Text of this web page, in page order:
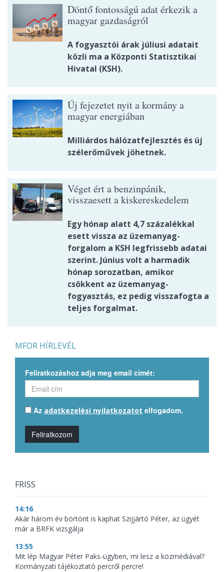
Döntő fontosságú adat érkezik a
magyar gazdaságról
A fogyasztói árak júliusi adatait
közli ma a Központi Statisztikai
Hivatal (KSH).
Új fejezetet nyit a kormány a
magyar energiában
Milliárdos hálózatfejlesztés és új
szélerőművek jöhetnek.
Véget ért a benzinpánik,
visszaesett a kiskereskedelem
Egy hónap alatt 4,7 százalékkal
esett vissza az üzemanyag-
forgalom a KSH legfrissebb adatai
szerint. Június volt a harmadik
hónap sorozatban, amikor
csökkent az üzemanyag-
fogyasztás, ez pedig visszafogta a
teljes forgalmat.
MFOR HÍRLEVÉL
Feliratkozáshoz adja meg email címét:
Az adatkezelési nyilatkozatot elfogadom.
Feliratkozom
FRISS
14:16
Akár három év börtönt is kaphat Szijjártó Péter, az ügyét
már a BRFK vizsgálja
13:55
Mit lép Magyar Péter Paks-ügyben, mi lesz a közmédiával?
Kormányzati tájékoztató percről percre!